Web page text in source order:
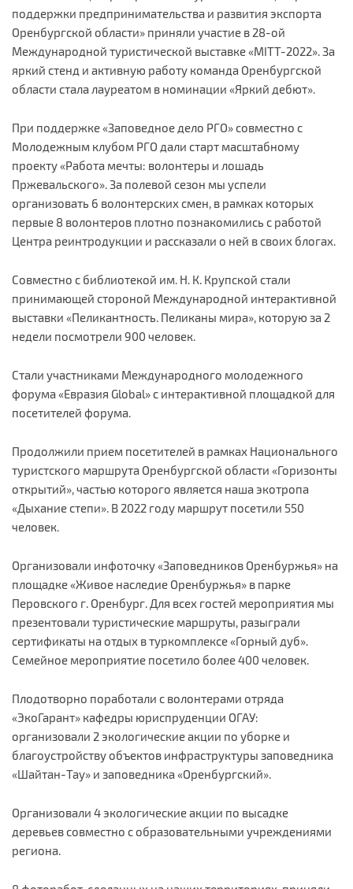
поддержки предпринимательства и развития экспорта
Оренбургской области» приняли участие в 28-ой
Международной туристической выставке «МITT-2022». За
яркий стенд и активную работу команда Оренбургской
области стала лауреатом в номинации «Яркий дебют».
При поддержке «Заповедное дело РГО» совместно с
Молодежным клубом РГО дали старт масштабному
проекту «Работа мечты: волонтеры и лошадь
Пржевальского». За полевой сезон мы успели
организовать 6 волонтерских смен, в рамках которых
первые 8 волонтеров плотно познакомились с работой
Центра реинтродукции и рассказали о ней в своих блогах.
Совместно с библиотекой им. Н. К. Крупской стали
принимающей стороной Международной интерактивной
выставки «Пеликантность. Пеликаны мира», которую за 2
недели посмотрели 900 человек.
Стали участниками Международного молодежного
форума «Евразия Global» с интерактивной площадкой для
посетителей форума.
Продолжили прием посетителей в рамках Национального
туристского маршрута Оренбургской области «Горизонты
открытий», частью которого является наша экотропа
«Дыхание степи». В 2022 году маршрут посетили 550
человек.
Организовали инфоточку «Заповедников Оренбуржья» на
площадке «Живое наследие Оренбуржья» в парке
Перовского г. Оренбург. Для всех гостей мероприятия мы
презентовали туристические маршруты, разыграли
сертификаты на отдых в туркомплексе «Горный дуб».
Семейное мероприятие посетило более 400 человек.
Плодотворно поработали с волонтерами отряда
«ЭкоГарант» кафедры юриспруденции ОГАУ:
организовали 2 экологические акции по уборке и
благоустройству объектов инфраструктуры заповедника
«Шайтан-Тау» и заповедника «Оренбургский».
Организовали 4 экологические акции по высадке
деревьев совместно с образовательными учреждениями
региона.